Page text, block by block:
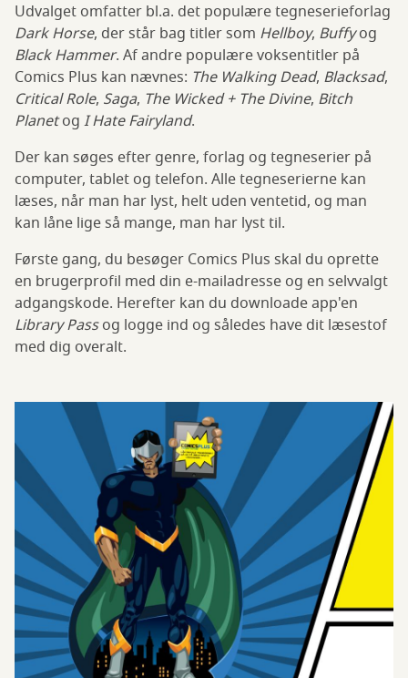
Udvalget omfatter bl.a. det populære tegneserieforlag
Dark Horse, der står bag titler som Hellboy, Buffyog
Black Hammer. Af andre populære voksentitler på
Comics Plus kan nævnes: The Walking Dead, Blacksad,
Critical Role, Saga, The Wicked + The Divine, Bitch
Planetog I Hate Fairyland.
Der kan søges efter genre, forlag og tegneserier på
computer, tablet og telefon. Alle tegneserierne kan
læses, når man har lyst, helt uden ventetid, og man
kan låne lige så mange, man har lyst til.
Første gang, du besøger Comics Plus skal du oprette
en brugerprofil med din e-mailadresse og en selvvalgt
adgangskode. Herefter kan du downloade app'en
Library Passog logge ind og således have dit læsestof
med dig overalt.